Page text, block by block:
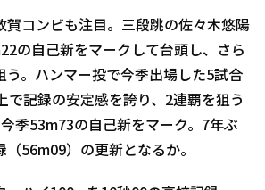
賀コンビも注目。三段跳の佐々木悠陽
の自己新をマークして台頭し、さら
う。ハンマー投で今季出場した5試合
で記録の安定感を誇り、2連覇を狙う
季53m73の自己新をマーク。7年ぶ
（56m09）の更新となるか。